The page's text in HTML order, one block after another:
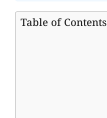
Table of Contents